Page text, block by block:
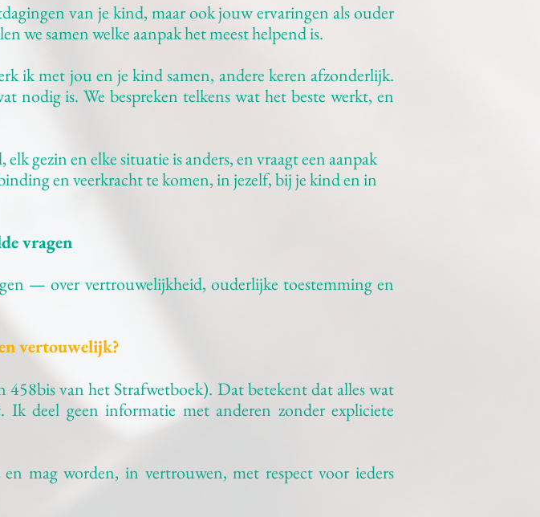
van je kind, maar ook jouw ervaringen als ouder
we samen welke aanpak het meest helpend is.
ik met jou en je kind samen, andere keren afzonderlijk.
nodig is. We bespreken telkens wat het beste werkt, en
gezin en elke situatie is anders, en vraagt een aanpak
en veerkracht te komen, in jezelf, bij je kind en in
vragen
— over vertrouwelijkheid, ouderlijke toestemming en
vertouwelijk?
458bis van het Strafwetboek). Dat betekent dat alles wat
deel geen informatie met anderen zonder expliciete
mag worden, in vertrouwen, met respect voor ieders